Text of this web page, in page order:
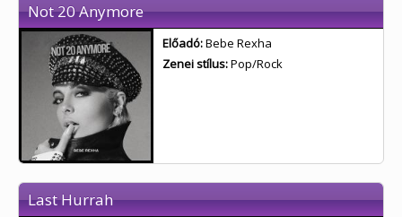
Not 20 Anymore
Előadó:Bebe Rexha
Zenei stílus:Pop/Rock
Last Hurrah